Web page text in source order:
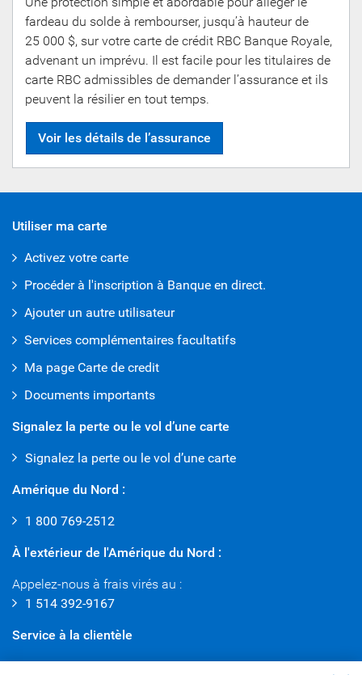
fardeau du solde à rembourser, jusqu’à hauteur de
25 000 $, sur votre carte de crédit RBC Banque Royale,
advenant un imprévu. Il est facile pour les titulaires de
carte RBC admissibles de demander l’assurance et ils
peuvent la résilier en tout temps.
Voir les détails de l’assurance
Utiliser ma carte
Activez votre carte
Procéder à l'inscription à Banque en direct.
Ajouter un autre utilisateur
Services complémentaires facultatifs
Ma page Carte de credit
Documents importants
Signalez la perte ou le vol d’une carte
Signalez la perte ou le vol d’une carte
Amérique du Nord :
1 800 769-2512
À l'extérieur de l'Amérique du Nord :
Appelez-nous à frais virés au :
1 514 392-9167
Service à la clientèle
Contactez le Service à la clientèle